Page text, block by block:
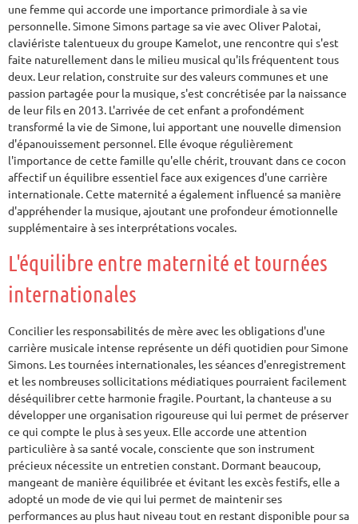
une femme qui accorde une importance primordiale à sa vie
personnelle. Simone Simons partage sa vie avec Oliver Palotai,
claviériste talentueux du groupe Kamelot, une rencontre qui s'est
faite naturellement dans le milieu musical qu'ils fréquentent tous
deux. Leur relation, construite sur des valeurs communes et une
passion partagée pour la musique, s'est concrétisée par la naissance
de leur fils en 2013. L'arrivée de cet enfant a profondément
transformé la vie de Simone, lui apportant une nouvelle dimension
d'épanouissement personnel. Elle évoque régulièrement
l'importance de cette famille qu'elle chérit, trouvant dans ce cocon
affectif un équilibre essentiel face aux exigences d'une carrière
internationale. Cette maternité a également influencé sa manière
d'appréhender la musique, ajoutant une profondeur émotionnelle
supplémentaire à ses interprétations vocales.
L'équilibre entre maternité et tournées
internationales
Concilier les responsabilités de mère avec les obligations d'une
carrière musicale intense représente un défi quotidien pour Simone
Simons. Les tournées internationales, les séances d'enregistrement
et les nombreuses sollicitations médiatiques pourraient facilement
déséquilibrer cette harmonie fragile. Pourtant, la chanteuse a su
développer une organisation rigoureuse qui lui permet de préserver
ce qui compte le plus à ses yeux. Elle accorde une attention
particulière à sa santé vocale, consciente que son instrument
précieux nécessite un entretien constant. Dormant beaucoup,
mangeant de manière équilibrée et évitant les excès festifs, elle a
adopté un mode de vie qui lui permet de maintenir ses
performances au plus haut niveau tout en restant disponible pour sa